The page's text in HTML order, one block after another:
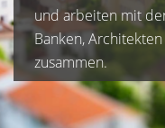
und arbeiten mit
Banken,
zusammen.